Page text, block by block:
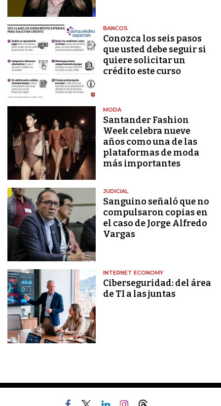
BANCOS
Conozca los seis pasos
que usted debe seguir si
quiere solicitar un
crédito este curso
MODA
Santander Fashion
Week celebra nueve
años como una de las
plataformas de moda
más importantes
JUDICIAL
Sanguino señaló que no
compulsaron copias en
el caso de Jorge Alfredo
Vargas
INTERNET ECONOMY
Ciberseguridad: del área
de TI a las juntas